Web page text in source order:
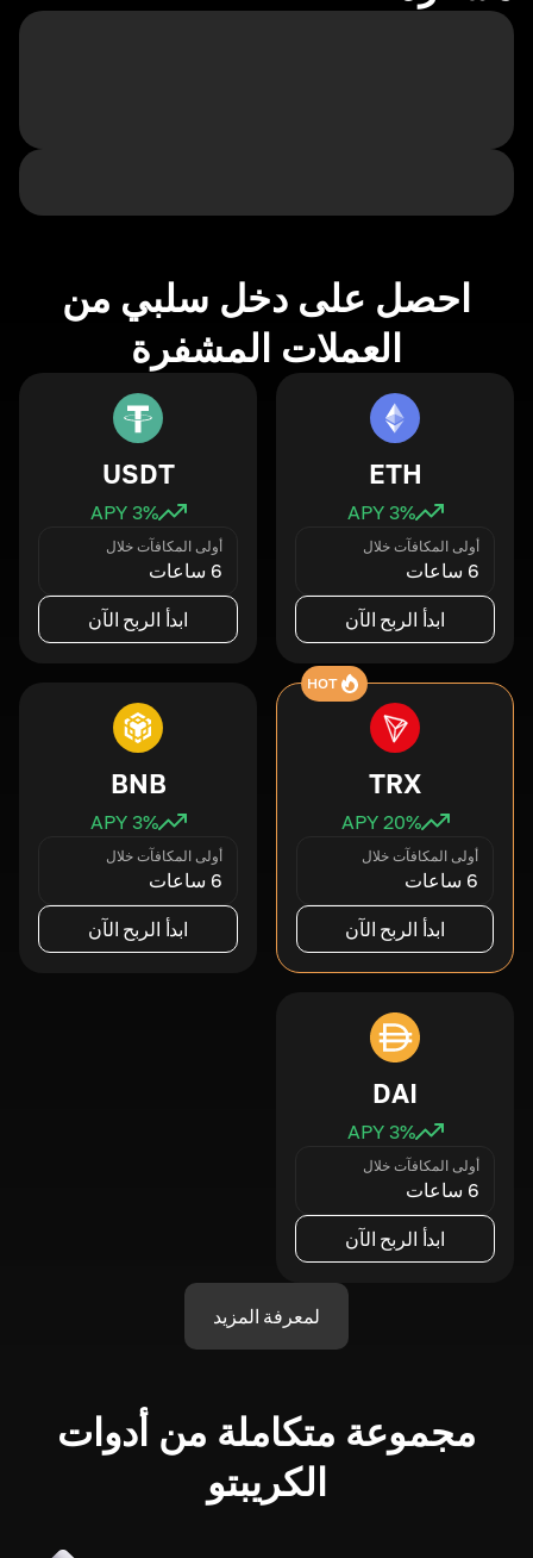
احصل على دخل سلبي من
العملات المشفرة
ETH
3% APY
أولى المكافآت خلال
6 ساعات
ابدأ الربح الآن
USDT
3% APY
أولى المكافآت خلال
6 ساعات
ابدأ الربح الآن
HOT
TRX
20% APY
أولى المكافآت خلال
6 ساعات
ابدأ الربح الآن
BNB
3% APY
أولى المكافآت خلال
6 ساعات
ابدأ الربح الآن
DAI
3% APY
أولى المكافآت خلال
6 ساعات
ابدأ الربح الآن
لمعرفة المزيد
مجموعة متكاملة من أدوات
الكريبتو